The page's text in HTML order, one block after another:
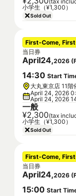
小学生（¥1,300）
Sold Out
First-Come,
当日券
April24,2026 (
14:30 Start
大丸東京店 11階
April 24, 2026
April 24, 2026
一般
¥2,300(tax
小学生（¥1,300）
Sold Out
First-Come,
当日券
April24,2026 (
15:00 Start